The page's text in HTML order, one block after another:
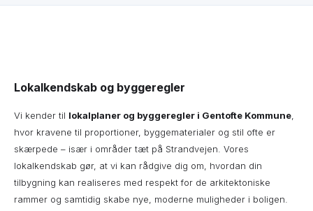
Lokalkendskab og byggeregler
Vi kender til lokalplaner og byggeregler i Gentofte Kommune,
hvor kravene til proportioner, byggematerialer og stil ofte er
skærpede – især i områder tæt på Strandvejen. Vores
lokalkendskab gør, at vi kan rådgive dig om, hvordan din
tilbygning kan realiseres med respekt for de arkitektoniske
rammer og samtidig skabe nye, moderne muligheder i boligen.